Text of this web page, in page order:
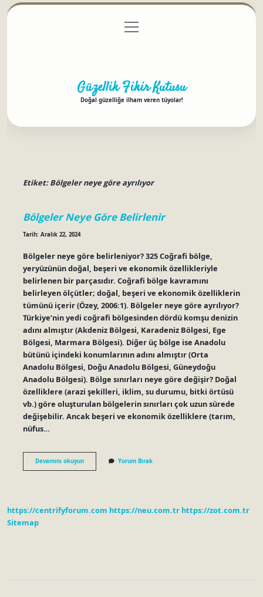
Gizlilik Politikası
menüyü
aç
Güzellik Fikir Kutusu
Doğal güzelliğe ilham veren tüyolar!
Etiket:Bölgeler neye göre ayrılıyor
Bölgeler Neye Göre Belirlenir
Tarih: Aralık 22, 2024
Bölgeler neye göre belirleniyor? 325 Coğrafi bölge,
yeryüzünün doğal, beşeri ve ekonomik özellikleriyle
belirlenen bir parçasıdır. Coğrafi bölge kavramını
belirleyen ölçütler; doğal, beşeri ve ekonomik özelliklerin
tümünü içerir (Özey, 2006:1). Bölgeler neye göre ayrılıyor?
Türkiye’nin yedi coğrafi bölgesinden dördü komşu denizin
adını almıştır (Akdeniz Bölgesi, Karadeniz Bölgesi, Ege
Bölgesi, Marmara Bölgesi). Diğer üç bölge ise Anadolu
bütünü içindeki konumlarının adını almıştır (Orta
Anadolu Bölgesi, Doğu Anadolu Bölgesi, Güneydoğu
Anadolu Bölgesi). Bölge sınırları neye göre değişir? Doğal
özelliklere (arazi şekilleri, iklim, su durumu, bitki örtüsü
vb.) göre oluşturulan bölgelerin sınırları çok uzun sürede
değişebilir. Ancak beşeri ve ekonomik özelliklere (tarım,
nüfus…
Devamını okuyunBölgeler
Neye
Yorum Bırak
https://centrifyforum.com https://neu.com.tr https://zot.com.tr
Sitemap